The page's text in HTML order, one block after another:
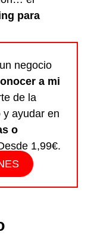
para
negocio
a mi
de la
y ayudar en
o
1,99€.